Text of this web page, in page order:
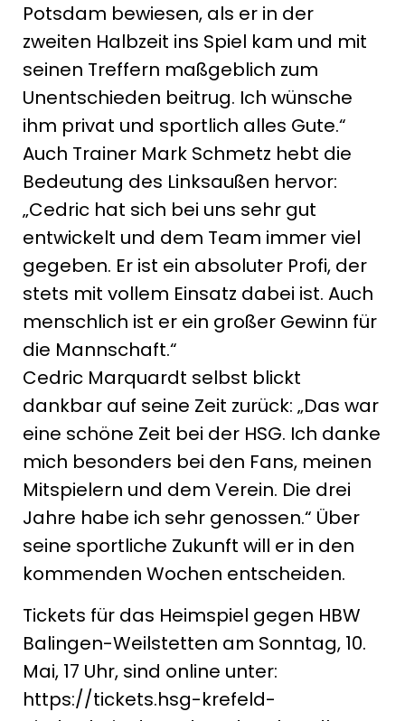
Potsdam bewiesen, als er in der
zweiten Halbzeit ins Spiel kam und mit
seinen Treffern maßgeblich zum
Unentschieden beitrug. Ich wünsche
ihm privat und sportlich alles Gute.“
Auch Trainer Mark Schmetz hebt die
Bedeutung des Linksaußen hervor:
„Cedric hat sich bei uns sehr gut
entwickelt und dem Team immer viel
gegeben. Er ist ein absoluter Profi, der
stets mit vollem Einsatz dabei ist. Auch
menschlich ist er ein großer Gewinn für
die Mannschaft.“
Cedric Marquardt selbst blickt
dankbar auf seine Zeit zurück: „Das war
eine schöne Zeit bei der HSG. Ich danke
mich besonders bei den Fans, meinen
Mitspielern und dem Verein. Die drei
Jahre habe ich sehr genossen.“ Über
seine sportliche Zukunft will er in den
kommenden Wochen entscheiden.
Tickets für das Heimspiel gegen HBW
Balingen-Weilstetten am Sonntag, 10.
Mai, 17 Uhr, sind online unter:
https://tickets.hsg-krefeld-